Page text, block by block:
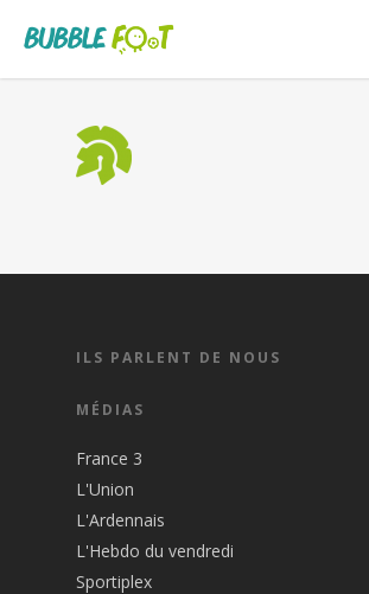
ILS PARLENT DE NOUS
MÉDIAS
France 3
L'Union
L'Ardennais
L'Hebdo du vendredi
Sportiplex